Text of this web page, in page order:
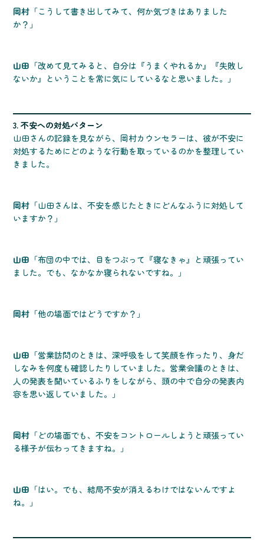
岡村 「こうして書き出してみて、何か気づきはありました
か？」
山田 「改めて見てみると、自分は『うまくやれるか』『失敗し
ないか』ということを常に気にしているなと思いました。」
3. 不安への対処パターン
山田さんの記録を見ながら、岡村カウンセラーは、彼が不安に
対処するためにどのような行動を取っているのかを整理してい
きました。
岡村 「山田さんは、不安を感じたときにどんなふうに対処して
いますか？」
山田 「布団の中では、目をつぶって『寝なきゃ』と頑張ってい
ました。でも、なかなか寝られないですね。」
岡村 「他の場面ではどうですか？」
山田 「営業訪問のときは、深呼吸をして笑顔を作ったり、身だ
しなみを何度も確認したりしていました。営業会議のときは、
人の発表を聞いているふりをしながら、頭の中で自分の発表内
容を思い返していました。」
岡村 「どの場面でも、不安をコントロールしようと頑張ってい
る様子が伝わってきますね。」
山田 「はい。でも、結局不安が消えるわけではないんですよ
ね。」